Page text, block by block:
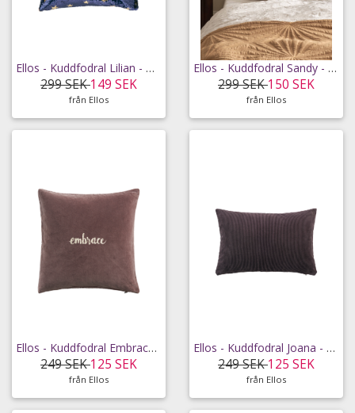
Ellos - Kuddfodral Lilian - Blå - 50X50
299 SEK149 SEK
från Ellos
Ellos - Kuddfodral Sandy - Brun - 60X80
299 SEK150 SEK
från Ellos
Ellos - Kuddfodral Embrace i sammet - Lila - 50X50
249 SEK125 SEK
från Ellos
Ellos - Kuddfodral Joana - Brun - 40X60
249 SEK125 SEK
från Ellos